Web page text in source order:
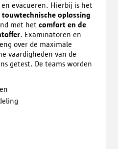
evacueren. Hierbij is het
touwtechnische oplossing
met het comfort en de
. Examinatoren en
over de maximale
vaardigheden van de
getest. De teams worden